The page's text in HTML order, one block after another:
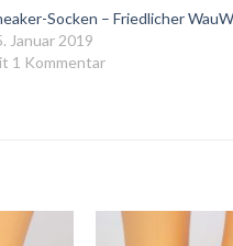
Socken – Friedlicher
Januar 2019
1 Kommentar